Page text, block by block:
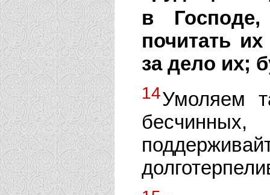
в
почитать
за дело их;
14Умоляем